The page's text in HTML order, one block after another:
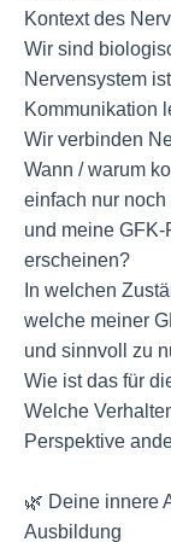
Kontext des
Wir sind
Nervensystem
Kommunikation
Wir verbinden
Wann / warum
einfach nur noch
und meine
erscheinen?
In welchen
welche meiner
und sinnvoll zu
Wie ist das für
Welche
Perspektive
🌿 Deine innere
Ausbildung